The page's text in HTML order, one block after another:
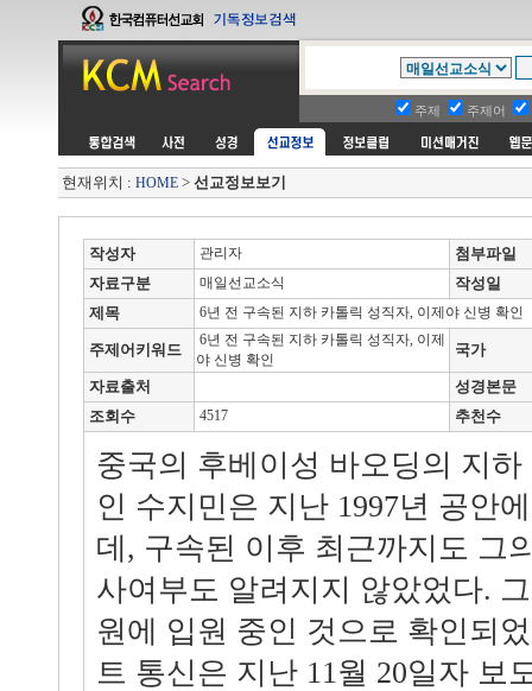
주제 주제어
현재위치 : HOME > 선교정보보기
작성자 관리자
첨부파일
자료구분
매일선교소식
작성일
제목
6년 전 구속된 지하 카톨릭 성직자, 이제야 신병 확인
주제어키워드
6년 전 구속된 지하 카톨릭 성직자, 이제
야 신병 확인
국가
자료출처
성경본문
조회수
4517 추천수
중국의 후베이성 바오딩의 지
인 수지민은 지난 1997년 공안
데, 구속된 이후 최근까지도 그
사여부도 알려지지 않았었다.
원에 입원 중인 것으로 확인되
트 통신은 지난 11월 20일자 보